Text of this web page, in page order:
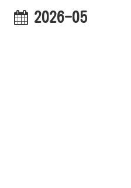
2026-05